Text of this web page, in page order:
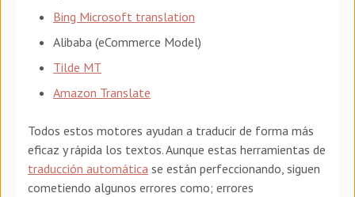
Bing Microsoft translation
Alibaba (eCommerce Model)
Tilde MT
Amazon Translate
Todos estos motores ayudan a traducir de forma más
eficaz y rápida los textos. Aunque estas herramientas de
traducción automática se están perfeccionando, siguen
cometiendo algunos errores como; errores